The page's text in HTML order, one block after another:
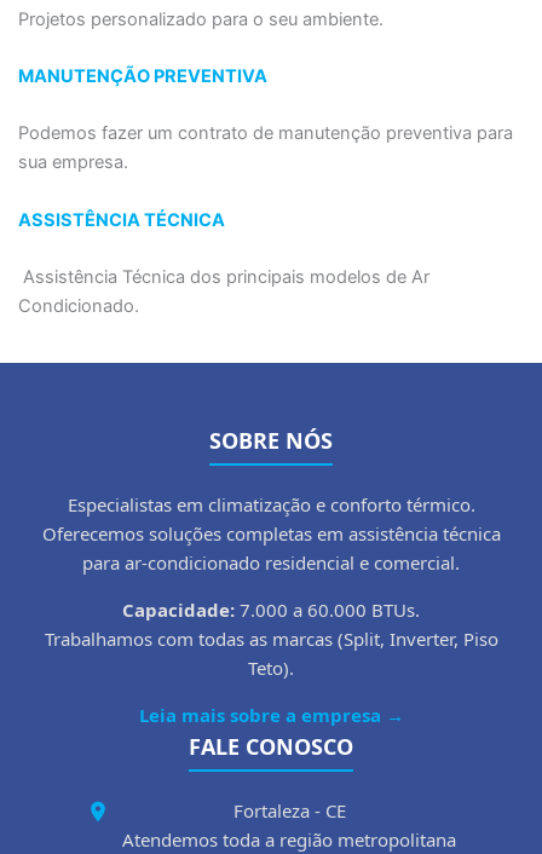
Projetos personalizado para o seu ambiente.
MANUTENÇÃO PREVENTIVA
Podemos fazer um contrato de manutenção preventiva para
sua empresa.
ASSISTÊNCIA TÉCNICA
Assistência Técnica dos principais modelos de Ar
Condicionado.
SOBRE NÓS
Especialistas em climatização e conforto térmico.
Oferecemos soluções completas em assistência técnica
para ar-condicionado residencial e comercial.
Capacidade: 7.000 a 60.000 BTUs.
Trabalhamos com todas as marcas (Split, Inverter, Piso
Teto).
Leia mais sobre a empresa →
FALE CONOSCO
Fortaleza - CE
Atendemos toda a região metropolitana